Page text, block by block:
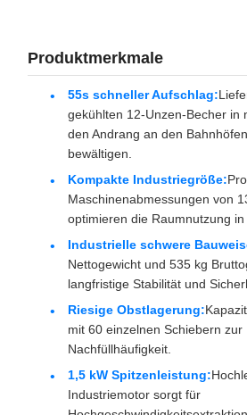
Produktmerkmale
55s schneller Aufschlag:
gekühlten 12-Unzen-Becher in
den Andrang an den
bewältigen.
Kompakte Industriegröße:
Maschinenabmessungen von
optimieren die Raumnutzung in
Industrielle schwere
Nettogewicht und 535 kg
langfristige Stabilität und
Riesige Obstlagerung:
mit 60 einzelnen Schiebern
Nachfüllhäufigkeit.
1,5 kW Spitzenleistung:
Industriemotor sorgt für